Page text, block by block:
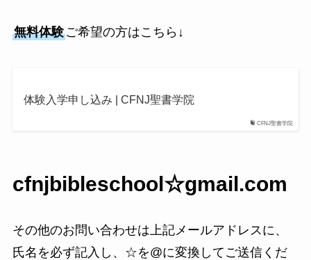
無料体験ご希望の方はこちら↓
CFNJ聖書学院
体験入学申し込み | CFNJ聖書学院
cfnjbibleschool☆gmail.com
その他のお問い合わせは上記メールアドレスに、
氏名を必ず記入し、☆を@に変換してご送信くだ